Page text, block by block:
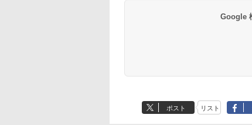
Google
ポスト リスト